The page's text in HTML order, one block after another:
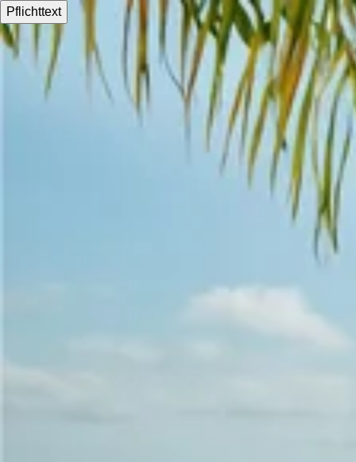
Kaufen
Für Ärzte und Apotheken
Pflichttext